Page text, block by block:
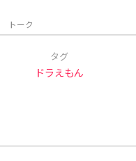
トーク
タグ
ドラえもん